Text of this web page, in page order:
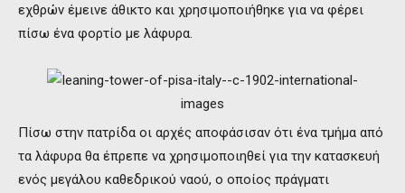
εχθρών έμεινε άθικτο και χρησιμοποιήθηκε για να φέρει
πίσω ένα φορτίο με λάφυρα.
Πίσω στην πατρίδα οι αρχές αποφάσισαν ότι ένα τμήμα από
τα λάφυρα θα έπρεπε να χρησιμοποιηθεί για την κατασκευή
ενός μεγάλου καθεδρικού ναού, ο οποίος πράγματι